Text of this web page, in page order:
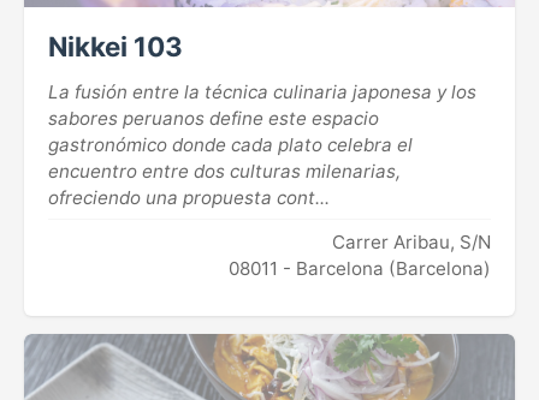
Nikkei 103
La fusión entre la técnica culinaria japonesa y los
sabores peruanos define este espacio
gastronómico donde cada plato celebra el
encuentro entre dos culturas milenarias,
ofreciendo una propuesta cont...
Carrer Aribau, S/N
08011 - Barcelona (Barcelona)